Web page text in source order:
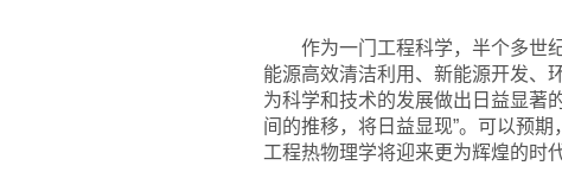
作为一门工程科学，半个多世
能源高效清洁利用、新能源开发、
为科学和技术的发展做出日益显著
间的推移，将日益显现”。可以预
工程热物理学将迎来更为辉煌的时代